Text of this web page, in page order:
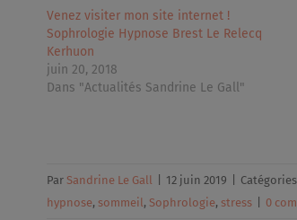
Venez visiter mon site internet !
Sophrologie Hypnose Brest Le Relecq
Kerhuon
juin 20, 2018
Dans "Actualités Sandrine Le Gall"
Par Sandrine Le Gall 12 juin 2019
hypnose, sommeil, Sophrologie, stress 0